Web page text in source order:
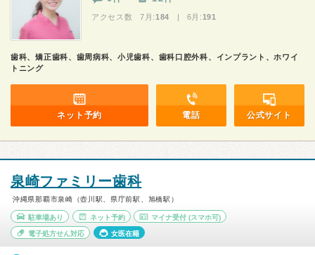
アクセス数 7月: 184 | 6月: 191
歯科、矯正歯科、歯周病科、小児歯科、歯科口腔外科、インプラント、ホワイ
トニング
ネット予約 電話 公式サイト
泉崎ファミリー歯科
沖縄県那覇市泉崎（壺川駅、県庁前駅、旭橋駅）
駐車場あり ネット予約 マイナ受付 (スマホ可)
電子処方せん対応 女医在籍